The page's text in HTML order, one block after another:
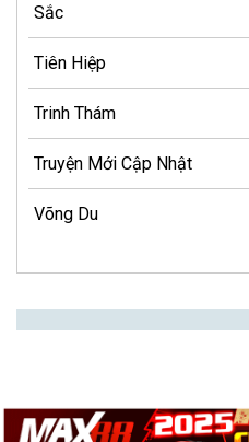
Sắc
Tiên Hiệp
Trinh Thám
Truyện Mới Cập Nhật
Võng Du